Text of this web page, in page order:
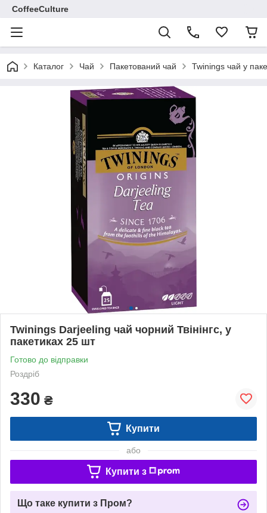
CoffeeCulture
Каталог Чай Пакетований чай Twinings чай у
Twinings Darjeeling чай чорний Твінінгс, у
пакетиках 25 шт
Готово до відправки
Роздріб
330 ₴
Купити
або
Купити з
Що таке купити з Пром?